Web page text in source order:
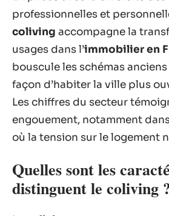
professionnelles et
coliving accompagne la
usages dans l’immobilier en
bouscule les schémas
façon d’habiter la ville plus
Les chiffres du secteur
engouement, notamment
où la tension sur le logement
Quelles sont les
distinguent le coliving